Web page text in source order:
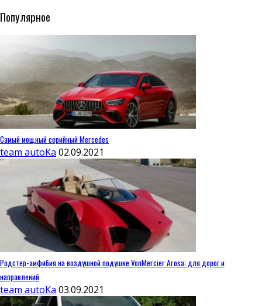
Популярное
Самый мощный серийный Mercedes
team autoKa 02.09.2021
Родстер-амфибия на воздушной подушке VonMercier Arosa: для дорог и
направлений
team autoKa 03.09.2021